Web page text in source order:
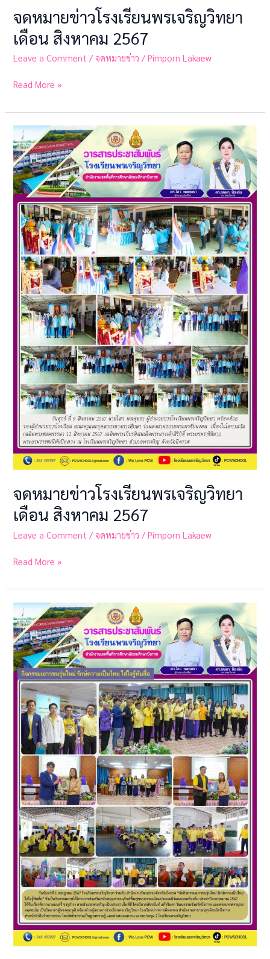
จดหมายข่าวโรงเรียนพรเจริญวิทยา
เดือน สิงหาคม 2567
Leave a Comment / จดหมายข่าว /Pimporn Lakaew
Read More »
จดหมายข่าวโรงเรียนพรเจริญวิทยา
เดือน สิงหาคม 2567
Leave a Comment / จดหมายข่าว /Pimporn Lakaew
จดหมาย
ข่าว
โรงเรียน
พรเจริญ
วิทยา
เดือน
สิงหาคม
2567
Read More »
จดหมาย
ข่าว
โรงเรียน
พรเจริญ
วิทยา
เดือน
กรกฎาคม
2567